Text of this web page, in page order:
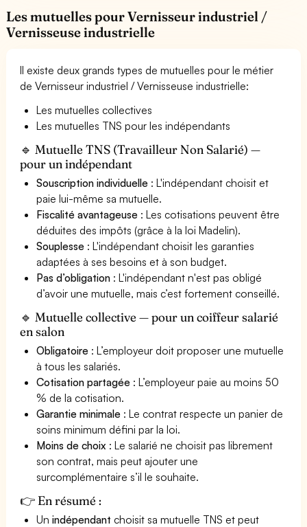
Les mutuelles pour Vernisseur industriel /
Vernisseuse industrielle
Il existe deux grands types de mutuelles pour le métier
de Vernisseur industriel / Vernisseuse industrielle:
Les mutuelles collectives
Les mutuelles TNS pour les indépendants
🔹 Mutuelle TNS (Travailleur Non Salarié) —
pour un indépendant
Souscription individuelle : L'indépendant choisit et
paie lui-même sa mutuelle.
Fiscalité avantageuse : Les cotisations peuvent être
déduites des impôts (grâce à la loi Madelin).
Souplesse : L'indépendant choisit les garanties
adaptées à ses besoins et à son budget.
Pas d’obligation : L'indépendant n'est pas obligé
d’avoir une mutuelle, mais c’est fortement conseillé.
🔹 Mutuelle collective — pour un coiffeur salarié
en salon
Obligatoire : L’employeur doit proposer une mutuelle
à tous les salariés.
Cotisation partagée : L’employeur paie au moins 50
% de la cotisation.
Garantie minimale : Le contrat respecte un panier de
soins minimum défini par la loi.
Moins de choix : Le salarié ne choisit pas librement
son contrat, mais peut ajouter une
surcomplémentaire s’il le souhaite.
👉 En résumé :
Unindépendant choisit sa mutuelle TNS et peut